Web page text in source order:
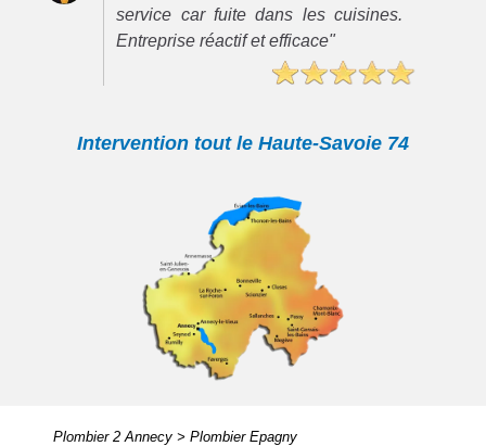
service car fuite dans les cuisines.
Entreprise réactif et efficace"
Intervention tout le Haute-Savoie 74
Plombier 2 Annecy> Plombier Epagny